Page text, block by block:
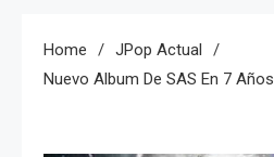
Home
JPop Actual
Nuevo Album De SAS En 7 Años